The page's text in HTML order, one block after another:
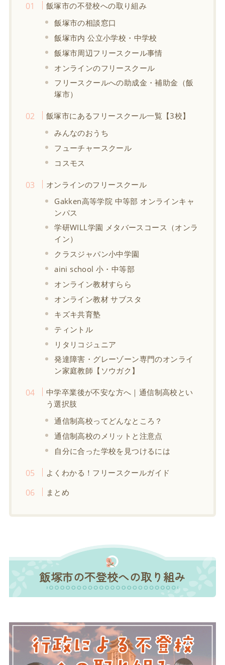
飯塚市の不登校への取り組み
飯塚市の相談窓口
飯塚市内 公立小学校・中学校
飯塚市周辺フリースクール事情
オンラインのフリースクール
フリースクールへの助成金・補助金（飯
塚市）
飯塚市にあるフリースクール一覧【3校】
みんなのおうち
フューチャースクール
コスモス
オンラインのフリースクール
Gakken高等学院 中等部 オンラインキャ
ンパス
学研WILL学園 メタバースコース（オンラ
イン）
クラスジャパン小中学園
aini school 小・中等部
オンライン教材すらら
オンライン教材 サブスタ
キズキ共育塾
ティントル
リタリコジュニア
発達障害・グレーゾーン専門のオンライ
ン家庭教師【ソウガク】
中学卒業後が不安な方へ｜通信制高校とい
う選択肢
通信制高校ってどんなところ？
通信制高校のメリットと注意点
自分に合った学校を見つけるには
よくわかる！フリースクールガイド
まとめ
飯塚市の不登校への取り組み